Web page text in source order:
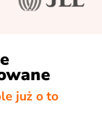
już o to